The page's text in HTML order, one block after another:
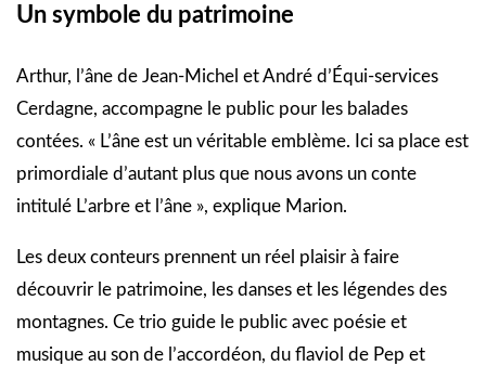
Un symbole du patrimoine
Arthur, l’âne de Jean-Michel et André d’Équi-services
Cerdagne, accompagne le public pour les balades
contées. « L’âne est un véritable emblème. Ici sa place est
primordiale d’autant plus que nous avons un conte
intitulé L’arbre et l’âne », explique Marion.
Les deux conteurs prennent un réel plaisir à faire
découvrir le patrimoine, les danses et les légendes des
montagnes. Ce trio guide le public avec poésie et
musique au son de l’accordéon, du flaviol de Pep et